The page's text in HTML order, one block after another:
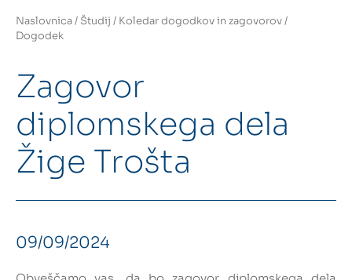
Naslovnica/ Študij / Koledar dogodkov in zagovorov/
Dogodek
Zagovor
diplomskega dela
Žige Trošta
09/09/2024